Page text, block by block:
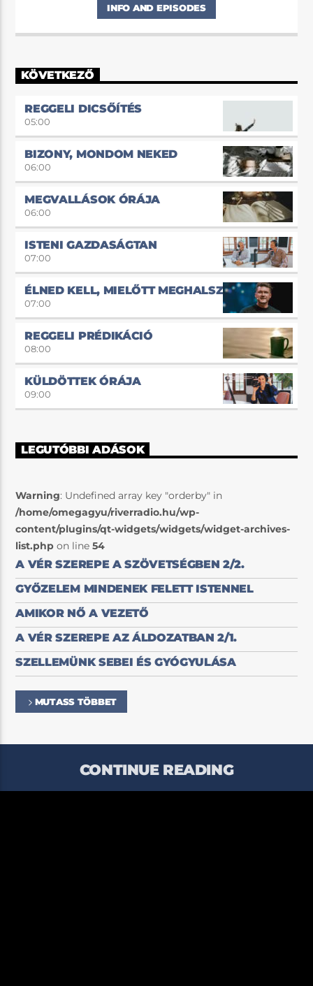
INFO AND EPISODES
KÖVETKEZŐ
REGGELI DICSŐÍTÉS
05:00
BIZONY, MONDOM NEKED
06:00
MEGVALLÁSOK ÓRÁJA
06:00
ISTENI GAZDASÁGTAN
07:00
ÉLNED KELL, MIELŐTT MEGHALSZ!
07:00
REGGELI PRÉDIKÁCIÓ
08:00
KÜLDÖTTEK ÓRÁJA
09:00
LEGUTÓBBI ADÁSOK
Warning: Undefined array key "orderby" in
/home/omegagyu/riverradio.hu/wp-
content/plugins/qt-widgets/widgets/widget-archives-
list.php on line54
A VÉR SZEREPE A SZÖVETSÉGBEN 2/2.
GYŐZELEM MINDENEK FELETT ISTENNEL
AMIKOR NŐ A VEZETŐ
A VÉR SZEREPE AZ ÁLDOZATBAN 2/1.
SZELLEMÜNK SEBEI ÉS GYÓGYULÁSA
MUTASS TÖBBET
CONTINUE READING